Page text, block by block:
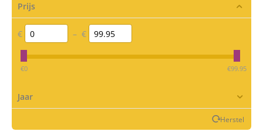
Prijs
€ – €
‎€0 ‎€99.95
Jaar
Herstel